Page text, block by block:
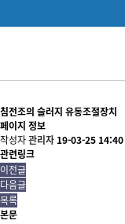
침전조의 슬러지 유동조절장치
페이지 정보
작성자관리자 19-03-25 14:40
관련링크
이전글
다음글
목록
본문